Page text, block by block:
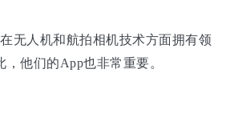
无人机和航拍相机技术方面拥有领
，他们的App也非常重要。